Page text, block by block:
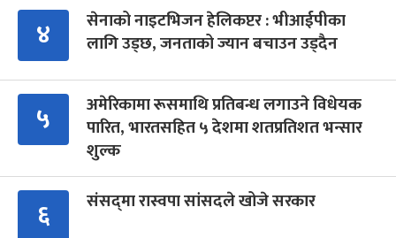
४
सेनाको नाइटभिजन हेलिकप्टर : भीआईपीका
लागि उड्छ, जनताको ज्यान बचाउन उड्दैन
५
अमेरिकामा रूसमाथि प्रतिबन्ध लगाउने विधेयक
पारित, भारतसहित ५ देशमा शतप्रतिशत भन्सार
शुल्क
६ संसद्‍मा रास्वपा सांसदले खोजे सरकार